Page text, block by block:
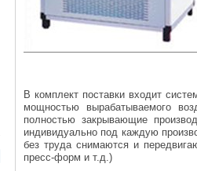
В комплект поставки входит
мощностью вырабатываемого
полностью закрывающие
индивидуально под каждую
без труда снимаются и
пресс-форм и т.д.)